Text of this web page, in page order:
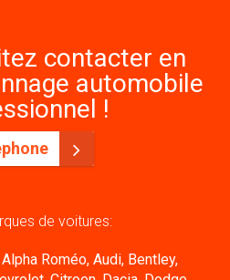
contacter en
automobile
!
de voitures:
Roméo, Audi, Bentley,